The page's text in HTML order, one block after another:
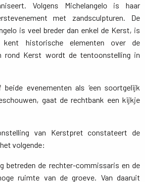
Volgens Michelangelo is haar
met zandsculpturen. De
is veel breder dan enkel de Kerst, is
historische elementen over de
rond Kerst wordt de tentoonstelling in
evenementen als ‘een soortgelijk
gaat de rechtbank een kijkje
van Kerstpret constateert de
volgende:
betreden de rechter-commissaris en de
ruimte van de groeve. Van daaruit